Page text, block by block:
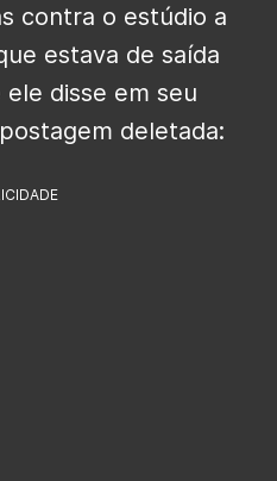
contra o estúdio a
estava de saída
ele disse em seu
deletada: